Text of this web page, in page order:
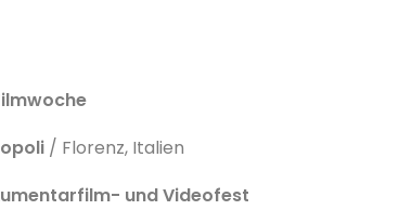
/ Florenz, Italien
und Videofest